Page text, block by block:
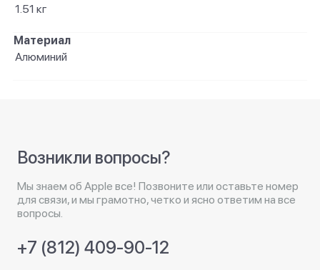
1.51 кг
Материал
Алюминий
Возникли вопросы?
Мы знаем об Apple все! Позвоните или оставьте номер
для связи, и мы грамотно, четко и ясно ответим на все
вопросы.
+7 (812) 409-90-12